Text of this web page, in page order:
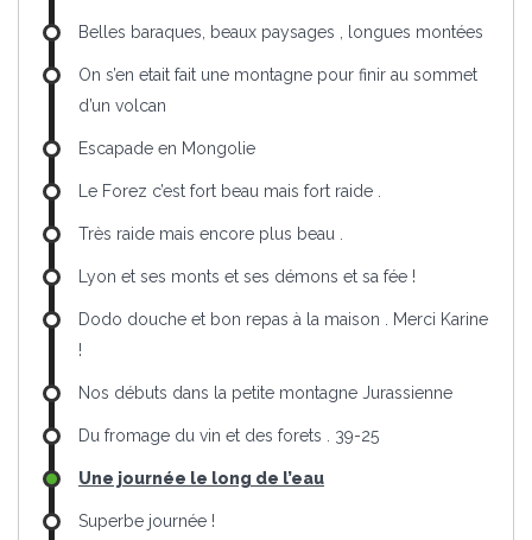
Belles baraques, beaux paysages , longues montées
On s’en etait fait une montagne pour finir au sommet
d’un volcan
Escapade en Mongolie
Le Forez c’est fort beau mais fort raide .
Très raide mais encore plus beau .
Lyon et ses monts et ses démons et sa fée !
Dodo douche et bon repas à la maison . Merci Karine
!
Nos débuts dans la petite montagne Jurassienne
Du fromage du vin et des forets . 39-25
Une journée le long de l’eau
Superbe journée !